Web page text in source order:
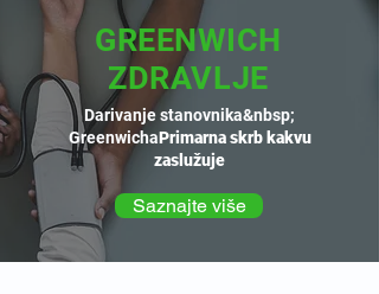
GREENWICH
ZDRAVLJE
Darivanje stanovnika&nbsp;
GreenwichaPrimarna skrb kakvu
zaslužuje
Saznajte više